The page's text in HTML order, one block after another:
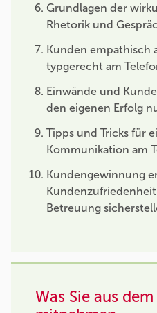
Grundlagen der
Rhetorik und
Kunden empathisch
typgerecht am
Einwände und
den eigenen Erfolg
Tipps und Tricks für
Kommunikation am
Kundengewinnung
Betreuung
Was Sie aus